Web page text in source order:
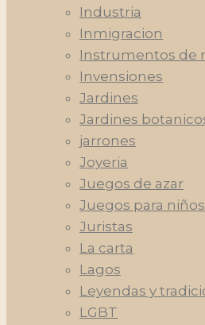
Industria
Inmigracion
Instrumentos de
Invensiones
Jardines
Jardines
jarrones
Joyeria
Juegos de azar
Juegos para niños
Juristas
La carta
Lagos
Leyendas y
LGBT